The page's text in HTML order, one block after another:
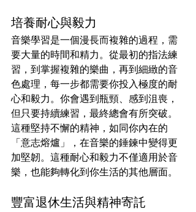
培養耐心與毅力
音樂學習是一個漫長而複雜的過程，需
要大量的時間和精力。從最初的指法練
習，到掌握複雜的樂曲，再到細緻的音
色處理，每一步都需要你投入極度的耐
心和毅力。你會遇到瓶頸、感到沮喪，
但只要持續練習，最終總會有所突破。
這種堅持不懈的精神，如同你內在的
「意志熔爐」，在音樂的錘鍊中變得更
加堅韌。這種耐心和毅力不僅適用於音
樂，也能夠轉化到你生活的其他層面。
豐富退休生活與精神寄託